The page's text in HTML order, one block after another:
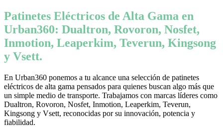
Patinetes Eléctricos de Alta Gama en
Urban360: Dualtron, Rovoron, Nosfet,
Inmotion, Leaperkim, Teverun, Kingsong
y Vsett.
En Urban360 ponemos a tu alcance una selección de patinetes
eléctricos de alta gama pensados para quienes buscan algo más que
un simple medio de transporte. Trabajamos con marcas líderes como
Dualtron, Rovoron, Nosfet, Inmotion, Leaperkim, Teverun,
Kingsong y Vsett, reconocidas por su innovación, potencia y
fiabilidad.